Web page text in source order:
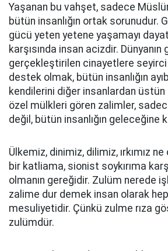
Yaşanan bu vahşet, sadece
bütün insanlığın ortak sorunudur.
gücü yeten yetene yaşamayı
karşısında insan acizdir. Dünyanın
gerçekleştirilen cinayetlere
destek olmak, bütün insanlığın
kendilerini diğer insanlardan
özel mülkleri gören zalimler,
değil, bütün insanlığın
Ülkemiz, dinimiz, dilimiz, ırkımız
bir katliama, sionist soykırıma
olmanın gereğidir. Zulüm nerede
zalime dur demek insan olarak
mesuliyetidir. Çünkü zulme rıza
zulümdür.